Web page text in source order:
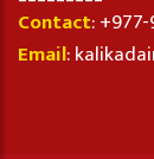
Contact:
Email: